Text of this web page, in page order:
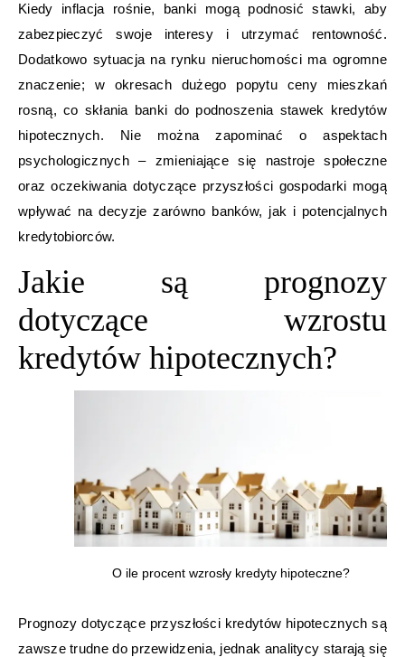
Kiedy inflacja rośnie, banki mogą podnosić stawki, aby
zabezpieczyć swoje interesy i utrzymać rentowność.
Dodatkowo sytuacja na rynku nieruchomości ma ogromne
znaczenie; w okresach dużego popytu ceny mieszkań
rosną, co skłania banki do podnoszenia stawek kredytów
hipotecznych. Nie można zapominać o aspektach
psychologicznych – zmieniające się nastroje społeczne
oraz oczekiwania dotyczące przyszłości gospodarki mogą
wpływać na decyzje zarówno banków, jak i potencjalnych
kredytobiorców.
Jakie są prognozy
dotyczące wzrostu
kredytów hipotecznych?
O ile procent wzrosły kredyty hipoteczne?
Prognozy dotyczące przyszłości kredytów hipotecznych są
zawsze trudne do przewidzenia, jednak analitycy starają się